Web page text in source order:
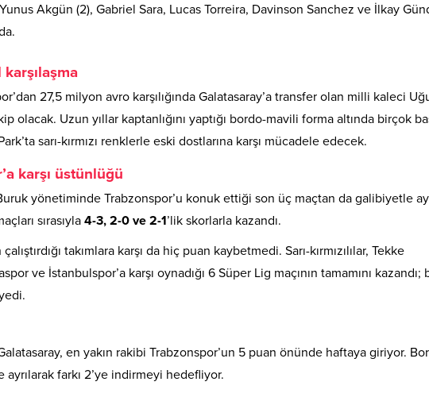
Akgün (2), Gabriel Sara, Lucas Torreira, Davinson Sanchez ve İlkay
27,5 milyon avro karşılığında Galatasaray’a transfer olan milli kaleci
olacak. Uzun yıllar kaptanlığını yaptığı bordo-mavili forma altında birçok
sarı-kırmızı renklerle eski dostlarına karşı mücadele edecek.
karşı üstünlüğü
yönetiminde Trabzonspor’u konuk ettiği son üç maçtan da galibiyetle
sırasıyla 4-3, 2-0 ve 2-1’lik skorlarla kazandı.
takımlara karşı da hiç puan kaybetmedi. Sarı-kırmızılılar, Tekke
ve İstanbulspor’a karşı oynadığı 6 Süper Lig maçının tamamını kazandı;
en yakın rakibi Trabzonspor’un 5 puan önünde haftaya giriyor.
farkı 2’ye indirmeyi hedefliyor.